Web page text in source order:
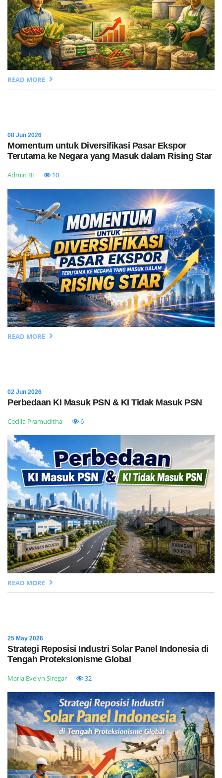
READ MORE
08 Jun 2026
Momentum untuk Diversifikasi Pasar Ekspor
Terutama ke Negara yang Masuk dalam Rising Star
Admin BI 10
READ MORE
02 Jun 2026
Perbedaan KI Masuk PSN & KI Tidak Masuk PSN
Cecilia Pramuditha 6
READ MORE
25 May 2026
Strategi Reposisi Industri Solar Panel Indonesia di
Tengah Proteksionisme Global
Maria Evelyn Siregar 32